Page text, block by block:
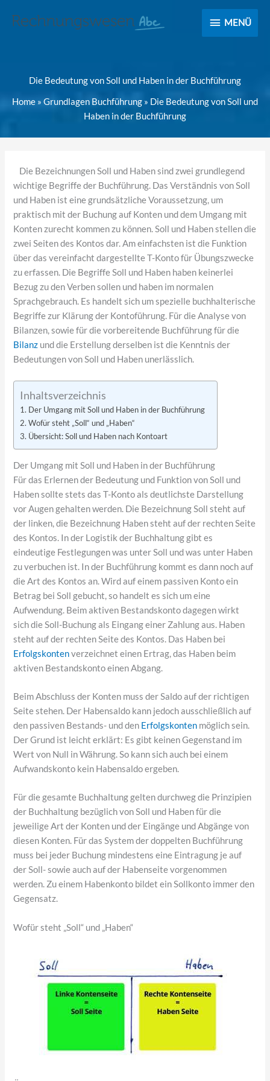
MENÜ
MENÜ
Die Bedeutung von Soll und Haben in der Buchführung
Home » Grundlagen Buchführung » Die Bedeutung von Soll und
Haben in der Buchführung
Die Bezeichnungen Soll und Haben sind zwei grundlegend
wichtige Begriffe der Buchführung. Das Verständnis von Soll
und Haben ist eine grundsätzliche Voraussetzung, um
praktisch mit der Buchung auf Konten und dem Umgang mit
Konten zurecht kommen zu können. Soll und Haben stellen die
zwei Seiten des Kontos dar. Am einfachsten ist die Funktion
über das vereinfacht dargestellte T-Konto für Übungszwecke
zu erfassen. Die Begriffe Soll und Haben haben keinerlei
Bezug zu den Verben sollen und haben im normalen
Sprachgebrauch. Es handelt sich um spezielle buchhalterische
Begriffe zur Klärung der Kontoführung. Für die Analyse von
Bilanzen, sowie für die vorbereitende Buchführung für die
Bilanz und die Erstellung derselben ist die Kenntnis der
Bedeutungen von Soll und Haben unerlässlich.
Inhaltsverzeichnis
Der Umgang mit Soll und Haben in der Buchführung
Wofür steht „Soll“ und „Haben“
Übersicht: Soll und Haben nach Kontoart
Der Umgang mit Soll und Haben in der Buchführung
Für das Erlernen der Bedeutung und Funktion von Soll und
Haben sollte stets das T-Konto als deutlichste Darstellung
vor Augen gehalten werden. Die Bezeichnung Soll steht auf
der linken, die Bezeichnung Haben steht auf der rechten Seite
des Kontos. In der Logistik der Buchhaltung gibt es
eindeutige Festlegungen was unter Soll und was unter Haben
zu verbuchen ist. In der Buchführung kommt es dann noch auf
die Art des Kontos an. Wird auf einem passiven Konto ein
Betrag bei Soll gebucht, so handelt es sich um eine
Aufwendung. Beim aktiven Bestandskonto dagegen wirkt
sich die Soll-Buchung als Eingang einer Zahlung aus. Haben
steht auf der rechten Seite des Kontos. Das Haben bei
Erfolgskontenverzeichnet einen Ertrag, das Haben beim
aktiven Bestandskonto einen Abgang.
Beim Abschluss der Konten muss der Saldo auf der richtigen
Seite stehen. Der Habensaldo kann jedoch ausschließlich auf
den passiven Bestands- und den Erfolgskonten möglich sein.
Der Grund ist leicht erklärt: Es gibt keinen Gegenstand im
Wert von Null in Währung. So kann sich auch bei einem
Aufwandskonto kein Habensaldo ergeben.
Für die gesamte Buchhaltung gelten durchweg die Prinzipien
der Buchhaltung bezüglich von Soll und Haben für die
jeweilige Art der Konten und der Eingänge und Abgänge von
diesen Konten. Für das System der doppelten Buchführung
muss bei jeder Buchung mindestens eine Eintragung je auf
der Soll- sowie auch auf der Habenseite vorgenommen
werden. Zu einem Habenkonto bildet ein Sollkonto immer den
Gegensatz.
Wofür steht „Soll“ und „Haben“